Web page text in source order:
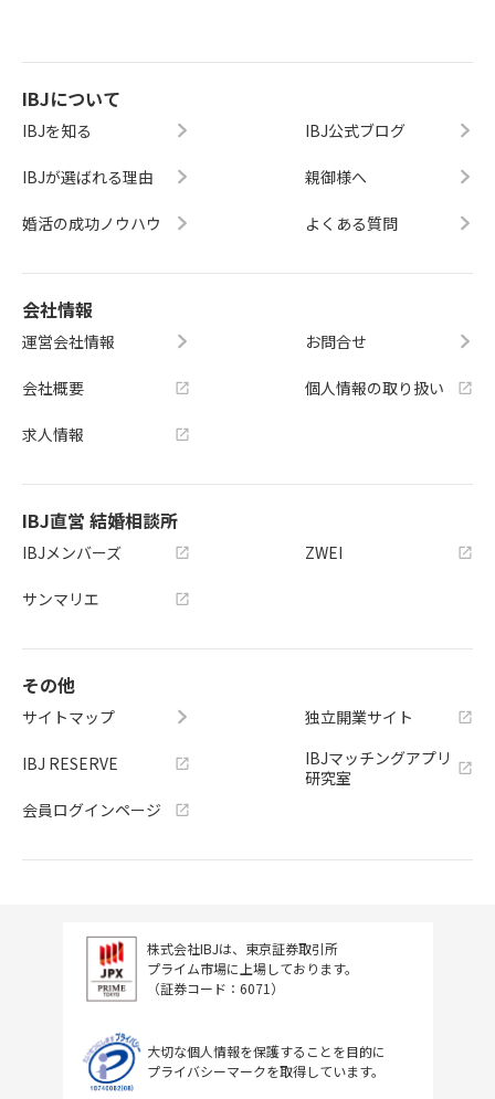
IBJについて
IBJを知る
IBJが選ばれる理由
婚活の成功ノウハウ
IBJ公式ブログ
親御様へ
よくある質問
会社情報
運営会社情報
会社概要
求人情報
お問合せ
個人情報の取り扱い
IBJ直営 結婚相談所
IBJメンバーズ
サンマリエ
ZWEI
その他
サイトマップ
IBJ RESERVE
会員ログインページ
独立開業サイト
IBJマッチングアプリ
研究室
株式会社IBJは、東京証券取引所
プライム市場に上場しております。
（証券コード：6071）
大切な個人情報を保護することを目的に
プライバシーマークを取得しています。